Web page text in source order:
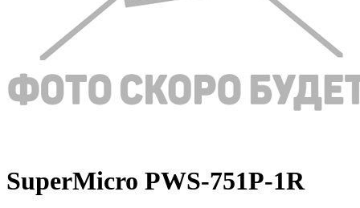
SuperMicro PWS-751P-1R